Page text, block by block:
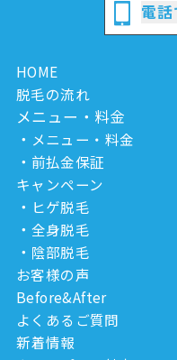
電
HOME
脱毛の流れ
メニュー・料金
メニュー・料金
前払金保証
キャンペーン
ヒゲ脱毛
全身脱毛
陰部脱毛
お客様の声
Before&After
よくあるご質問
新着情報